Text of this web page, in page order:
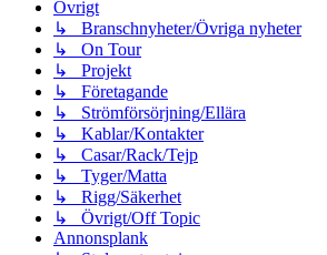
Övrigt
↳ Branschnyheter/Övriga nyheter
↳ On Tour
↳ Projekt
↳ Företagande
↳ Strömförsörjning/Ellära
↳ Kablar/Kontakter
↳ Casar/Rack/Tejp
↳ Tyger/Matta
↳ Rigg/Säkerhet
↳ Övrigt/Off Topic
Annonsplank